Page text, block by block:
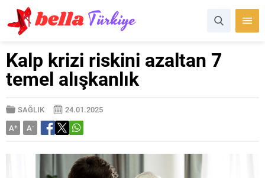
Kalp krizi riskini azaltan 7
temel alışkanlık
SAĞLIK
24.01.2025
A+ A-